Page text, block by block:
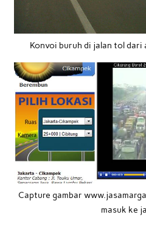
Konvoi buruh di jalan tol dari
Capture gambar
masuk ke